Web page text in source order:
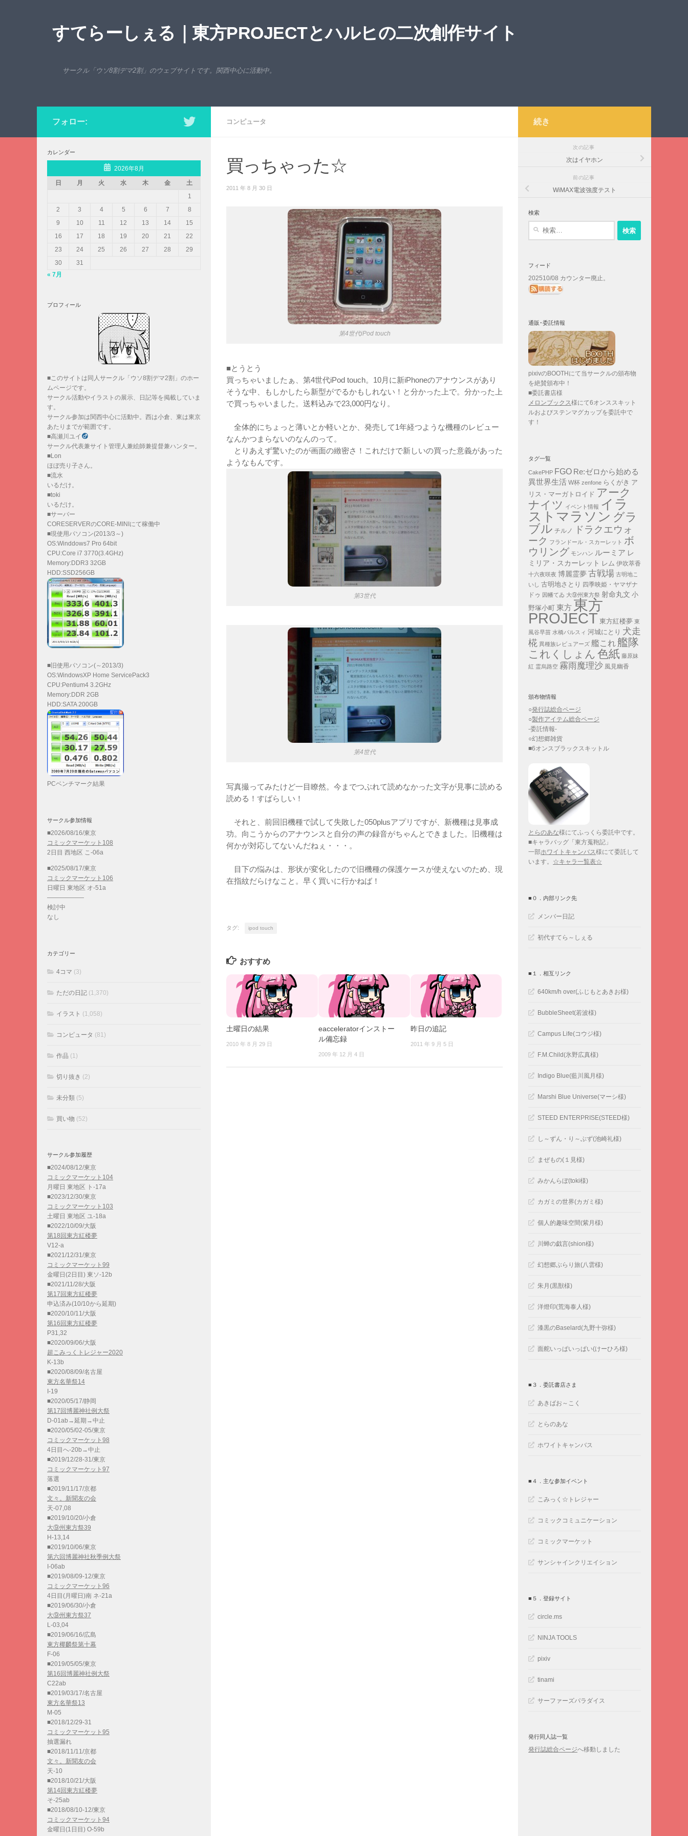
すてらーしぇる｜東方PROJECTとハルヒの二次創作サイト
サークル「ウソ8割デマ2割」のウェブサイトです。関西中心に活動中。
コンピュータ
買っちゃった☆
2011 年 8 月 30 日
第4世代iPod touch
■とうとう
買っちゃいましたぁ、第4世代iPod touch。10月に新iPhoneのアナウンスがあり
そうな中、もしかしたら新型がでるかもしれない！と分かった上で。分かった上
で買っちゃいました。送料込みで23,000円なり。
全体的にちょっと薄いとか軽いとか、発売して1年経つような機種のレビュー
なんかつまらないのなんのって。
とりあえず驚いたのが画面の緻密さ！これだけで新しいの買った意義があった
ようなもんです。
第3世代
第4世代
写真撮ってみたけど一目瞭然。今までつぶれて読めなかった文字が見事に読める
読める！すばらしい！
それと、前回旧機種で試して失敗した050plusアプリですが、新機種は見事成
功。向こうからのアナウンスと自分の声の録音がちゃんとできました。旧機種は
何かが対応してないんだねぇ・・・。
目下の悩みは、形状が変化したので旧機種の保護ケースが使えないのため、現
在指紋だらけなこと。早く買いに行かねば！
タグ: ipod touch
おすすめ
土曜日の結果
2010 年 8 月 29 日
eacceleratorインストー
ル備忘録
2009 年 12 月 4 日
昨日の追記
2011 年 9 月 5 日
フォロー:
カレンダー
2026年8月
日
月 火 水 木 金
土
1
2
3 4 5 6 7
8
9
10 11 12 13 14
15
16
17 18 19 20 21
22
23
24 25 26 27 28
29
30
31
« 7月
プロフィール
■このサイトは同人サークル「ウソ8割デマ2割」のホー
ムページです。
サークル活動やイラストの展示、日記等を掲載していま
す。
サークル参加は関西中心に活動中。西は小倉、東は東京
あたりまでが範囲です。
■高瀬川ユイ
サークル代表兼サイト管理人兼絵師兼提督兼ハンター。
■Lon
ほぼ売り子さん。
■流水
いるだけ。
■toki
いるだけ。
■サーバー
CORESERVERのCORE-MINIにて稼働中
■現使用パソコン(2013/3～)
OS:Winddows7 Pro 64bit
CPU:Core i7 3770(3.4GHz)
Memory:DDR3 32GB
HDD:SSD256GB
■旧使用パソコン(～2013/3)
OS:WindowsXP Home ServicePack3
CPU:Pentium4 3.2GHz
Memory:DDR 2GB
HDD:SATA 200GB
PCベンチマーク結果
サークル参加情報
■2026/08/16/東京
コミックマーケット108
2日目 西地区 こ-06a
■2025/08/17/東京
コミックマーケット106
日曜日 東地区 オ-51a
——————
検討中
なし
カテゴリー
4コマ (3)
ただの日記 (1,370)
イラスト (1,058)
コンピュータ (81)
作品 (1)
切り抜き (2)
未分類 (5)
買い物 (52)
サークル参加履歴
■2024/08/12/東京
コミックマーケット104
月曜日 東地区 ト-17a
■2023/12/30/東京
コミックマーケット103
土曜日 東地区 ユ-18a
■2022/10/09/大阪
第18回東方紅楼夢
V12-a
■2021/12/31/東京
コミックマーケット99
金曜日(2日目) 東ソ-12b
■2021/11/28/大阪
第17回東方紅楼夢
申込済み(10/10から延期)
■2020/10/11/大阪
第16回東方紅楼夢
P31,32
■2020/09/06/大阪
超こみっくトレジャー2020
K-13b
■2020/08/09/名古屋
東方名華祭14
I-19
■2020/05/17/静岡
第17回博麗神社例大祭
D-01ab→延期→中止
■2020/05/02-05/東京
コミックマーケット98
4日目へ-20b→中止
■2019/12/28-31/東京
コミックマーケット97
落選
■2019/11/17/京都
文々。新聞友の会
天-07,08
■2019/10/20/小倉
大⑨州東方祭39
H-13,14
■2019/10/06/東京
第六回博麗神社秋季例大祭
I-06ab
■2019/08/09-12/東京
コミックマーケット96
4日目(月曜日)南 ネ-21a
■2019/06/30/小倉
大⑨州東方祭37
L-03,04
■2019/06/16/広島
東方椰麟祭第十幕
F-06
■2019/05/05/東京
第16回博麗神社例大祭
C22ab
■2019/03/17/名古屋
東方名華祭13
M-05
■2018/12/29-31
コミックマーケット95
抽選漏れ
■2018/11/11/京都
文々。新聞友の会
天-10
■2018/10/21/大阪
第14回東方紅楼夢
そ-25ab
■2018/08/10-12/東京
コミックマーケット94
金曜日(1日目) O-59b
続き
次の記事
次はイヤホン
前の記事
WiMAX電波強度テスト
検索
フィード
202510/08 カウンター廃止。
通販･委託情報
pixivのBOOTHにて当サークルの頒布物
を絶賛頒布中！
■委託書店様
メロンブックス様にて6オンススキット
ルおよびステンマグカップを委託中で
す！
タグ一覧
CakePHP FGO Re:ゼロから始める
異世界生活 W杯 zenfone らくがき ア
リス・マーガトロイド アーク
ナイツ イベント情報 イラ
ストマラソン グラ
ブル チルノ
ドラクエウォ
ーク フランドール・スカーレット ボ
ウリング モンハン ルーミア レ
ミリア・スカーレット
レム 伊吹萃香
十六夜咲夜 博麗霊夢 古戦場 古明地こ
いし 古明地さとり 四季映姫・ヤマザナ
ドゥ 因幡てゐ 大⑨州東方祭 射命丸文 小
野塚小町 東方 東方
PROJECT 東方紅楼夢 東
風谷早苗 水橋パルスィ 河城にとり 犬走
椛 異種族レビュアーズ 艦これ艦隊
これくしょん 色紙 藤原妹
紅 霊烏路空 霧雨魔理沙 風見幽香
頒布物情報
○発行誌総合ページ
○製作アイテム総合ページ
-委託情報-
○幻想郷雑貨
■6オンスブラックスキットル
とらのあな様にてふっくら委託中です。
■キャラバッグ「東方蒐鞄記」
一部ホワイトキャンバス様にて委託して
います。 ☆キャラ一覧表☆
■０．内部リンク先
メンバー日記
初代すてら～しぇる
■１．相互リンク
640km/h over(ふじもとあきお様)
BubbleSheet(若波様)
Campus Life(コウジ様)
F.M.Child(氷野広真様)
Indigo Blue(藍川風月様)
Marshi Blue Universe(マーシ様)
STEED ENTERPRISE(STEED様)
し～ずん・り～ぶず(池崎礼様)
まぜもの(１見様)
みかんらぼ(toki様)
カガミの世界(カガミ様)
個人的趣味空間(紫月様)
川蝉の戯言(shion様)
幻想郷ぶらり旅(八雲様)
朱月(黒獣様)
洋燈印(荒海泰人様)
漆黒のBaselard(九野十弥様)
面舵いっぱいっぱい(けーひろ様)
■３．委託書店さま
あきばお～こく
とらのあな
ホワイトキャンバス
■４．主な参加イベント
こみっく☆トレジャー
コミックコミュニケーション
コミックマーケット
サンシャインクリエイション
■５．登録サイト
circle.ms
NINJA TOOLS
pixiv
tinami
サーファーズパラダイス
発行同人誌一覧
発行誌総合ページへ移動しました